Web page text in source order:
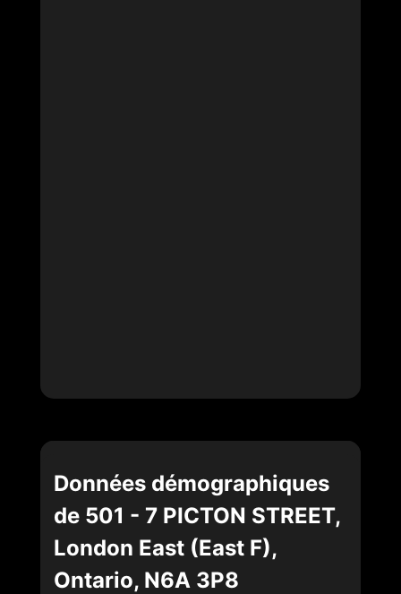
Données démographiques
de 501 - 7 PICTON STREET,
London East (East F),
Ontario, N6A 3P8